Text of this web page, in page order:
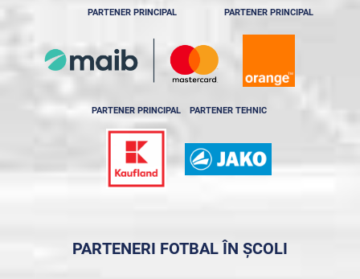
PARTENER PRINCIPAL PARTENER PRINCIPAL
PARTENER PRINCIPAL PARTENER TEHNIC
PARTENERI FOTBAL ÎN ȘCOLI